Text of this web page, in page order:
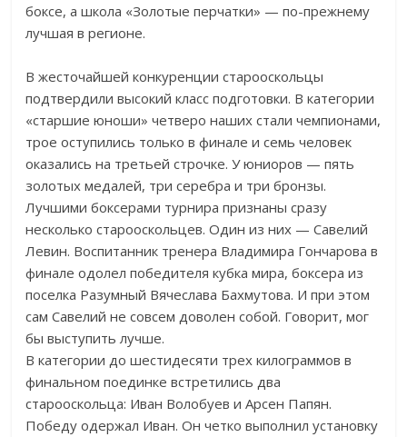
боксе, а школа «Золотые перчатки» — по-прежнему
лучшая в регионе.
В жесточайшей конкуренции старооскольцы
подтвердили высокий класс подготовки. В категории
«старшие юноши» четверо наших стали чемпионами,
трое оступились только в финале и семь человек
оказались на третьей строчке. У юниоров — пять
золотых медалей, три серебра и три бронзы.
Лучшими боксерами турнира признаны сразу
несколько старооскольцев. Один из них — Савелий
Левин. Воспитанник тренера Владимира Гончарова в
финале одолел победителя кубка мира, боксера из
поселка Разумный Вячеслава Бахмутова. И при этом
сам Савелий не совсем доволен собой. Говорит, мог
бы выступить лучше.
В категории до шестидесяти трех килограммов в
финальном поединке встретились два
старооскольца: Иван Волобуев и Арсен Папян.
Победу одержал Иван. Он четко выполнил установку